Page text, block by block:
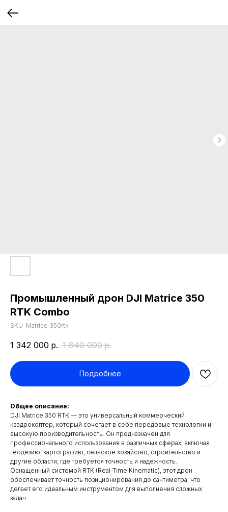
Промышленный дрон DJI Matrice 350
RTK Combo
SKU: Matrice_350rtk
1 342 000 р. 1 840 000 р.
Подробнее
Общее описание:
DJI Matrice 350 RTK — это универсальный коммерческий
квадрокоптер, который сочетает в себе передовые технологии и
высокую производительность. Он предназначен для
профессионального использования в различных сферах, включая
геодезию, картографию, сельское хозяйство, строительство и
другие области, где требуется точность и надежность.
Оснащенный системой RTK (Real-Time Kinematic), этот дрон
обеспечивает точность позиционирования до сантиметра, что
делает его идеальным инструментом для выполнения сложных
задач.